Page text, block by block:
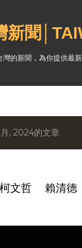
新聞
灣的新聞，為你提供最
, 2024的文章
柯文哲 賴清德